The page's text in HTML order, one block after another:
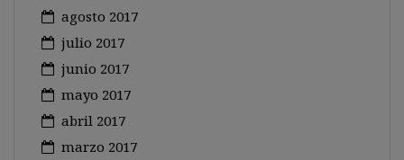
agosto 2017
julio 2017
junio 2017
mayo 2017
abril 2017
marzo 2017